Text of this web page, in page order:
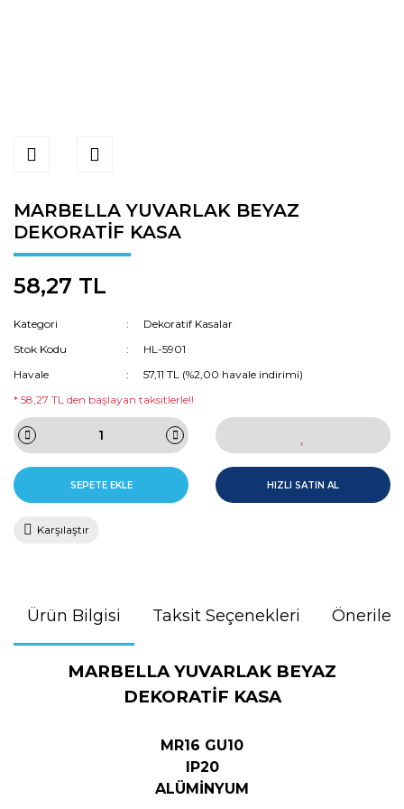
MARBELLA YUVARLAK BEYAZ
DEKORATİF KASA
58,27 TL
Kategori
Dekoratif Kasalar
Stok Kodu
HL-5901
Havale
57,11 TL (%2,00 havale indirimi)
* 58,27 TL den başlayan taksitlerle!!
SEPETE EKLE HIZLI SATIN AL
Karşılaştır
Ürün Bilgisi Taksit Seçenekleri
MARBELLA YUVARLAK BEYAZ
DEKORATİF KASA
MR16 GU10
IP20
ALÜMİNYUM